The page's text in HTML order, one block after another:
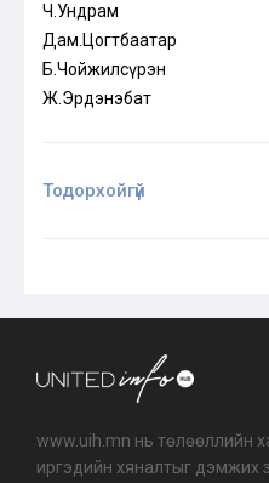
Ч.Ундрам
Дам.Цогтбаатар
Б.Чойжилсүрэн
Ж.Эрдэнэбат
Тодорхойгүй
www.uih.mn нь төлөөллийн
иргэдийн хяналтыг дэмжих